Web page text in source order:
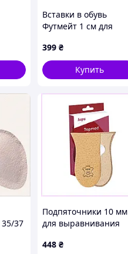
Вставки в обувь
Футмейт 1 см для
размер 35/37,
87P9A9T728
399 ₴
Купить
37
Подпяточники 10 мм
для выравнивания
M2C7M33139
448 ₴